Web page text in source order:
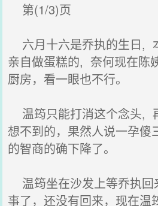
第(1/3)页
六月十六是乔执的生日,
亲自做蛋糕的, 奈何现在陈
厨房，看一眼也不行。
温筠只能打消这个念头,
想不到的，果然人说一孕
的智商的确下降了。
温筠坐在沙发上等乔执
事了，还没有回来，现在温